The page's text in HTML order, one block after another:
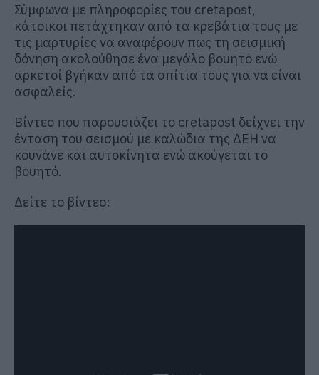
Σύμφωνα με πληροφορίες του cretapost,
κάτοικοι πετάχτηκαν από τα κρεβάτια τους με
τις μαρτυρίες να αναφέρουν πως τη σεισμική
δόνηση ακολούθησε ένα μεγάλο βουητό ενώ
αρκετοί βγήκαν από τα σπίτια τους για να είναι
ασφαλείς.
Βίντεο που παρουσιάζει το cretapost δείχνει την
ένταση του σεισμού με καλώδια της ΔΕΗ να
κουνάνε και αυτοκίνητα ενώ ακούγεται το
βουητό.
Δείτε το βίντεο: